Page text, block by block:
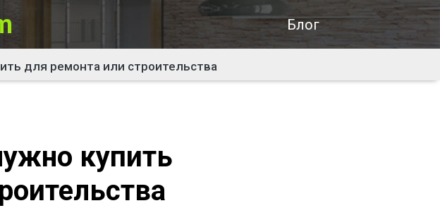
Блог
для ремонта или строительства
купить